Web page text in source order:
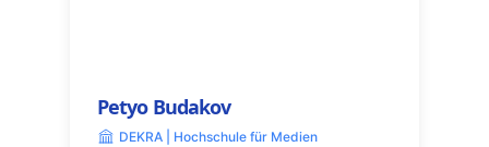
Petyo Budakov
DEKRA | Hochschule für Medien